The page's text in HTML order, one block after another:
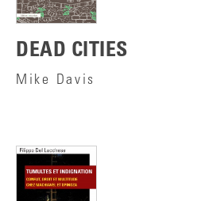
DEAD CITIES
Mike Davis